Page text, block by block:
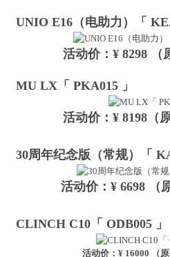
UNIO E16（电助力）「
活动价：¥ 8298 （
MU LX「 PKA015 」
活动价：¥ 8198（
30周年纪念版（常规）「
活动价：¥ 6698 （
CLINCH C10「 ODB005 」
活动价：¥ 16000 （原